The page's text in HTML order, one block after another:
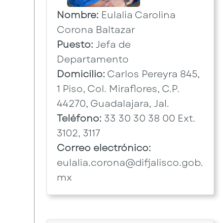
Nombre: Eulalia Carolina
Corona Baltazar
Puesto: Jefa de
Departamento
Domicilio: Carlos Pereyra 845,
1 Piso, Col. Miraflores, C.P.
44270, Guadalajara, Jal.
Teléfono: 33 30 30 38 00 Ext.
3102, 3117
Correo electrónico:
eulalia.corona@difjalisco.gob.
mx